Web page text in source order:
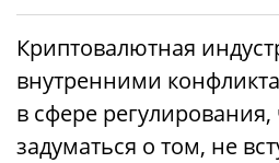
Криптовалютная
внутренними
в сфере регулирования,
задуматься о том, не